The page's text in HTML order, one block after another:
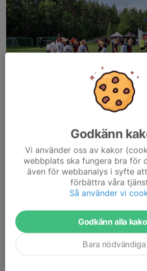
Match Söderhamn - Sandarne/Stugsund
En härlig fotbollsdag i Söderhamn, där vi
för lokala lag; Söderhamn, Bergvik,
Ett stort tack till alla föräldrar som hjälpte
ett stort tack till...
Läs mer
Godkänn
Vi använder oss av kakor
webbplats ska fungera bra för
även för webbanalys i syfte
förbättra våra
Så använder vi
Godkänn alla
Bara nödvändiga